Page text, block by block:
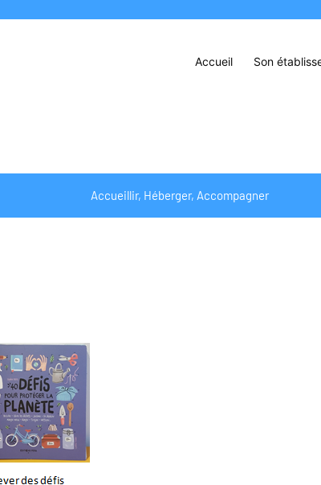
Accueil Son
Accueillir, Héberger, Accompagner